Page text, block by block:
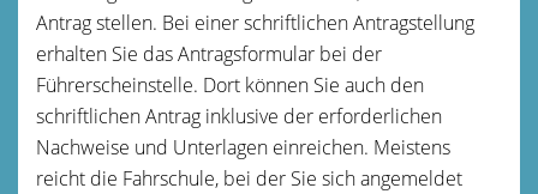
Antrag stellen. Bei einer schriftlichen Antragstellung
erhalten Sie das Antragsformular bei der
Führerscheinstelle. Dort können Sie auch den
schriftlichen Antrag inklusive der erforderlichen
Nachweise und Unterlagen einreichen. Meistens
reicht die Fahrschule, bei der Sie sich angemeldet